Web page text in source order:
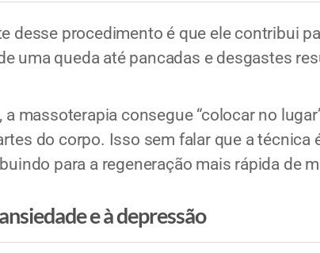
desse procedimento é que ele contribui
uma queda até pancadas e desgastes
massoterapia consegue “colocar no
do corpo. Isso sem falar que a técnica
para a regeneração mais rápida de
e à depressão